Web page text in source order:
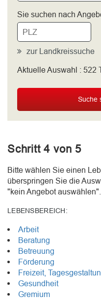
Sie suchen nach
zur Landkreissuche
bitte wählen
Aktuelle Auswahl : 522
Suche
Schritt 4 von 5
Bitte wählen Sie einen
überspringen Sie die
"kein Angebot auswählen".
LEBENSBEREICH:
Arbeit
Beratung
Betreuung
Förderung
Freizeit,
Gesundheit
Gremium